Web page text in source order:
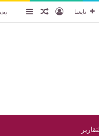
تابعنا تسجيل الدخول
عنصرإضافة